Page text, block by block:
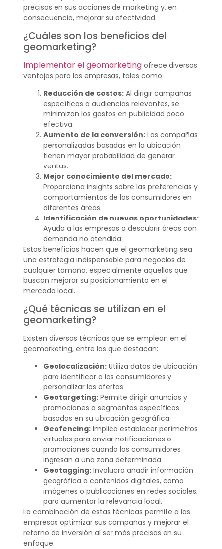
precisas en sus acciones de marketing y, en
consecuencia, mejorar su efectividad.
¿Cuáles son los beneficios del
geomarketing?
Implementar el geomarketingofrece diversas
ventajas para las empresas, tales como:
Reducción de costos:Al dirigir campañas
específicas a audiencias relevantes, se
minimizan los gastos en publicidad poco
efectiva.
Aumento de la conversión:Las campañas
personalizadas basadas en la ubicación
tienen mayor probabilidad de generar
ventas.
Mejor conocimiento del mercado:
Proporciona insights sobre las preferencias y
comportamientos de los consumidores en
diferentes áreas.
Identificación de nuevas oportunidades:
Ayuda a las empresas a descubrir áreas con
demanda no atendida.
Estos beneficios hacen que el geomarketing sea
una estrategia indispensable para negocios de
cualquier tamaño, especialmente aquellos que
buscan mejorar su posicionamiento en el
mercado local.
¿Qué técnicas se utilizan en el
geomarketing?
Existen diversas técnicas que se emplean en el
geomarketing, entre las que destacan:
Geolocalización:Utiliza datos de ubicación
para identificar a los consumidores y
personalizar las ofertas.
Geotargeting:Permite dirigir anuncios y
promociones a segmentos específicos
basados en su ubicación geográfica.
Geofencing:Implica establecer perímetros
virtuales para enviar notificaciones o
promociones cuando los consumidores
ingresan a una zona determinada.
Geotagging:Involucra añadir información
geográfica a contenidos digitales, como
imágenes o publicaciones en redes sociales,
para aumentar la relevancia local.
La combinación de estas técnicas permite a las
empresas optimizar sus campañas y mejorar el
retorno de inversión al ser más precisas en su
enfoque.